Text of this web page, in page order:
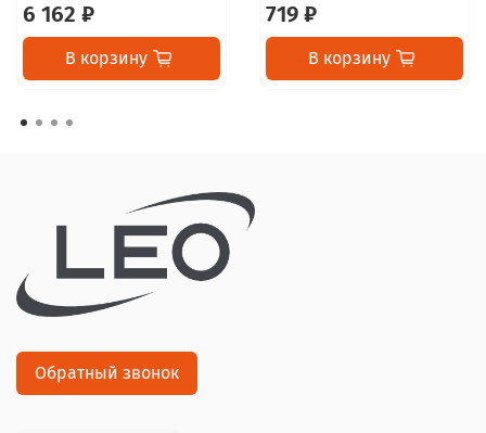
6 162 ₽
В корзину
719 ₽
В корзину
Обратный звонок